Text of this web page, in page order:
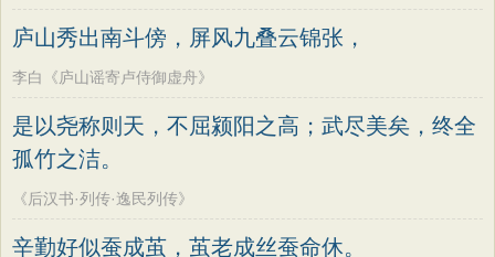
庐山秀出南斗傍，屏风九叠云锦张，
李白《庐山谣寄卢侍御虚舟》
是以尧称则天，不屈颍阳之高；武尽美矣，终全
孤竹之洁。
《后汉书·列传·逸民列传》
辛勤好似蚕成茧，茧老成丝蚕命休。